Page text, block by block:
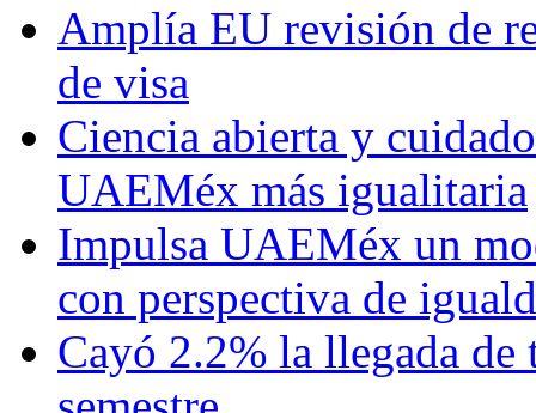
Amplía EU revisión de
de visa
Ciencia abierta y
UAEMéx más igualitaria
Impulsa UAEMéx un
con perspectiva de
Cayó 2.2% la llegada de